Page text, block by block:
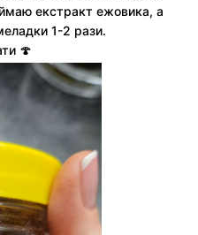
екстракт ежовика, а
1-2 рази.
🍄